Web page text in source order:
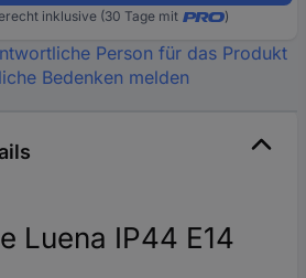
inklusive (30 Tage mit )
Person für das Produkt
Bedenken melden
Luena IP44 E14